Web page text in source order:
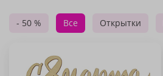
- 50 % Все Открытки